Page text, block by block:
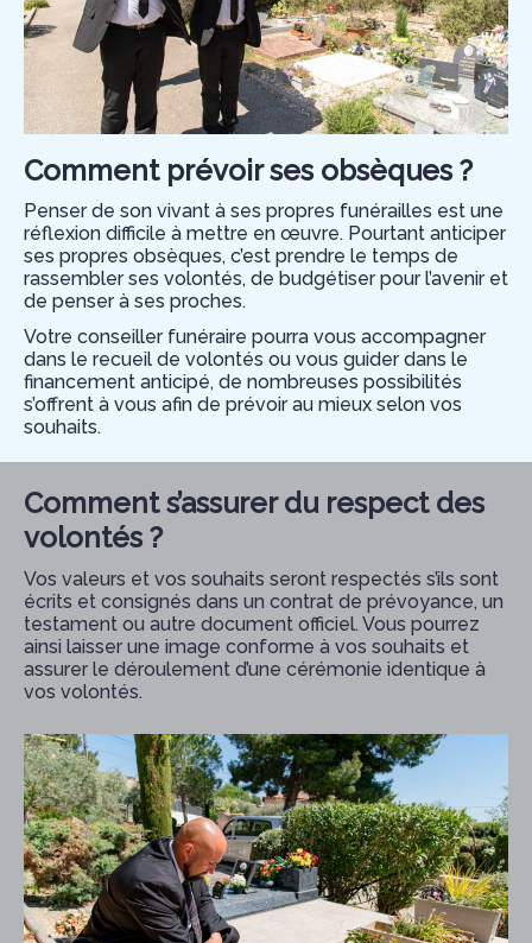
Comment prévoir ses obsèques ?
Penser de son vivant à ses propres funérailles est une
réflexion difficile à mettre en œuvre. Pourtant anticiper
ses propres obsèques, c’est prendre le temps de
rassembler ses volontés, de budgétiser pour l’avenir et
de penser à ses proches.
Votre conseiller funéraire pourra vous accompagner
dans le recueil de volontés ou vous guider dans le
financement anticipé, de nombreuses possibilités
s’offrent à vous afin de prévoir au mieux selon vos
souhaits.
Comment s’assurer du respect des
volontés ?
Vos valeurs et vos souhaits seront respectés s’ils sont
écrits et consignés dans un contrat de prévoyance, un
testament ou autre document officiel. Vous pourrez
ainsi laisser une image conforme à vos souhaits et
assurer le déroulement d’une cérémonie identique à
vos volontés.